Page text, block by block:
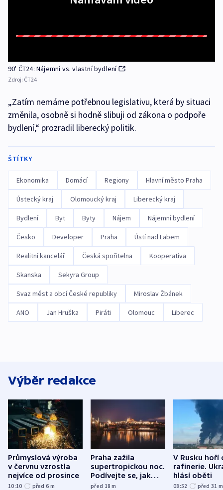
90' ČT24: Nájemní vs. vlastní bydlení
Zdroj: ČT24
„Zatím nemáme potřebnou legislativu, která by situaci
změnila, osobně si hodně slibuji od zákona o podpoře
bydlení,“ prozradil liberecký politik.
ŠTÍTKY
Ekonomika Domácí Regiony Hlavní město Praha
Ústecký kraj Olomoucký kraj Liberecký kraj
Bydlení Byt Byty Nájem Nájemní bydlení
Česko Developer Praha Ústí nad Labem
Realitní kancelář Česká spořitelna Kooperativa
Skanska Sekyra Group
Svaz měst a obcí České republiky Miroslav Žbánek
ANO Jan Hruška Piráti Olomouc Liberec
Výběr redakce
Průmyslová výroba
v červnu vzrostla
nejvíce od prosince
10:10 před 6 m
Praha zažila
supertropickou noc.
Podívejte se, jak
bylo u vás
před 18m
V Rusku hoří
rafinerie.
hlásí oběti
08:52 před 31 m